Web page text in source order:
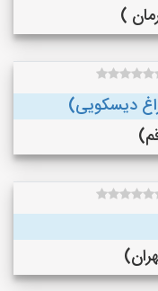
دیسکویی)